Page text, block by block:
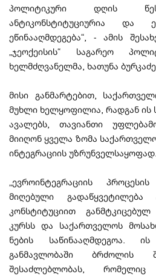
პოლიტიკური დღის
ანტიკონსტიტუციურია და
ეწინააღმდეგება“, - ამის
„ჯეოქეისის“ საგარეო
ხელმძღვანელმა, ხათუნა
მისი განმარტებით,
მუხლი ხელყოფილია, რადგან ის
ავალებს, თავიანთი
მიიღონ ყველა ზომა
ინტეგრაციის უზრუნველსაყოფად.
„ევროინტეგრაციის
მიღებული
კონსტიტუციით
კურსს და საქართველოს
ნების საწინააღმდეგოა.
განმავლობაში ბრძოლის
შესაძლებლობას,